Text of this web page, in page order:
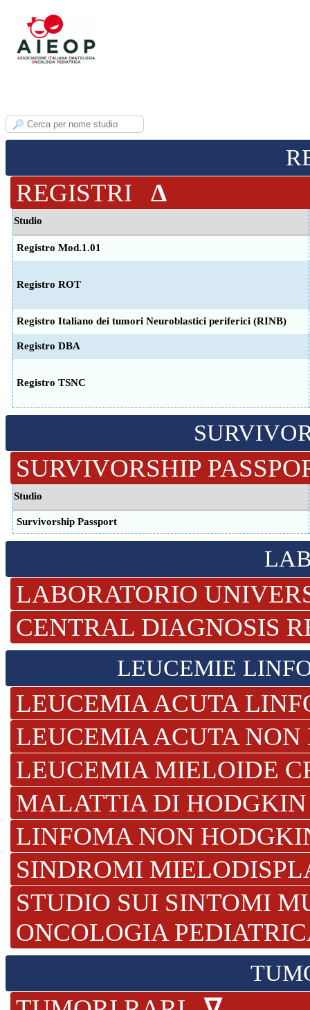
REGISTRI Δ
Studio
Registro Mod.1.01
Registro ROT
Registro Italiano dei tumori Neuroblastici periferici (RINB)
Registro DBA
Registro TSNC
SURVIVORSHIP
Studio
Survivorship Passport
LABORATORIO
CENTRAL DIAGNOSIS
LEUCEMIE
LEUCEMIA ACUTA
LEUCEMIA ACUTA
LEUCEMIA MIELOIDE
MALATTIA DI
LINFOMA NON
SINDROMI
STUDIO SUI SINTOMI
ONCOLOGIA